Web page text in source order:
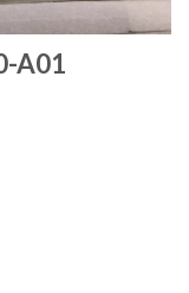
A01